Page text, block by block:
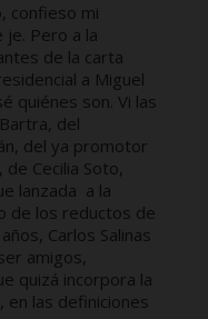
confieso mi
je. Pero a la
de la carta
a Miguel
quiénes son. Vi las
del
del ya promotor
Cecilia Soto,
lanzada a la
de los reductos de
Carlos Salinas
amigos,
quizá incorpora la
las definiciones